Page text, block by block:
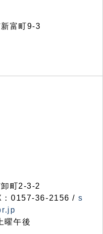
富町9-3
町2-3-2
0157-36-2156 / s
曜午後